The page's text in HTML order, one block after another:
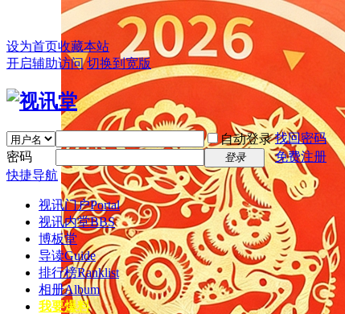
设为首页收藏本站
开启辅助访问 切换到宽版
自动登录 找回密码
密码
登录
免费注册
快捷导航
视讯门户Portal
视讯内堂BBS
博板堂
导读Guide
排行榜Ranklist
相册Album
我要爆料